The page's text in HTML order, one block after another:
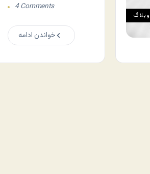
4 Comments
خواندن ادامه
وبلاگ